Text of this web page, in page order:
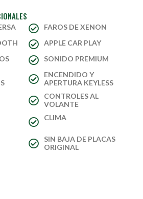
FAROS DE XENON
APPLE CAR PLAY
SONIDO PREMIUM
ENCENDIDO Y
APERTURA KEYLESS
CONTROLES AL
VOLANTE
CLIMA
SIN BAJA DE PLACAS
ORIGINAL